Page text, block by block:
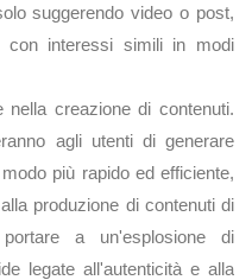
suggerendo video o post,
con interessi simili in modi
creazione di contenuti.
agli utenti di generare
più rapido ed efficiente,
produzione di contenuti di
a un'esplosione di
legate all'autenticità e alla